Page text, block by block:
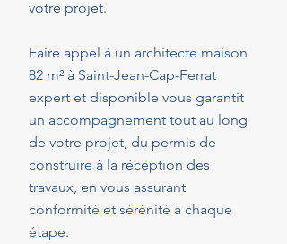
votre projet.
Faire appel à un architecte maison
82 m² à Saint-Jean-Cap-Ferrat
expert et disponible vous garantit
un accompagnement tout au long
de votre projet, du permis de
construire à la réception des
travaux, en vous assurant
conformité et sérénité à chaque
étape.